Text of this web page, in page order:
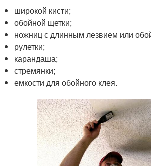
широкой кисти;
обойной щетки;
ножниц с длинным лезвием или
рулетки;
карандаша;
стремянки;
емкости для обойного клея.